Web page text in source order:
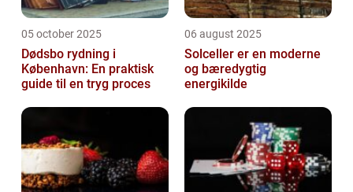
05 october 2025
Dødsbo rydning i
København: En praktisk
guide til en tryg proces
06 august 2025
Solceller er en moderne
og bæredygtig
energikilde